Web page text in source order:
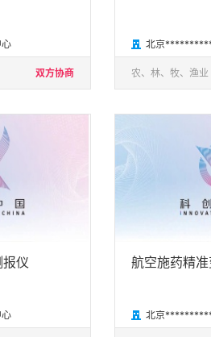
双方协商
 北京
农、林、牧、渔业
仪 航空施药精
 北京